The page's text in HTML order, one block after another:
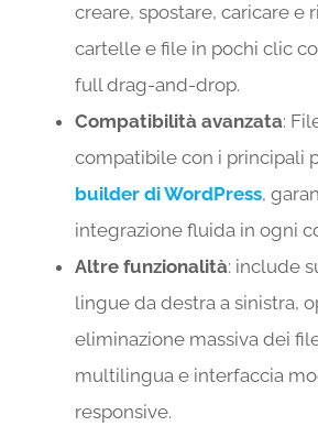
creare, spostare, caricare e
cartelle e file in pochi clic
full drag-and-drop.
Compatibilità avanzata:
compatibile con i principali
builder di WordPress,
integrazione fluida in ogni
Altre funzionalità: include
lingue da destra a sinistra,
eliminazione massiva dei
multilingua e interfaccia
responsive.